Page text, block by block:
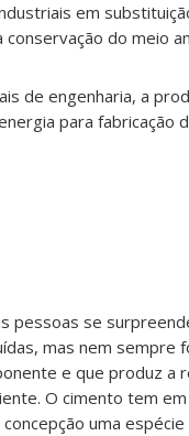
em
do meio
de engenharia, a
para
pessoas se
mas nem sempre
e que produz a
O cimento tem
uma